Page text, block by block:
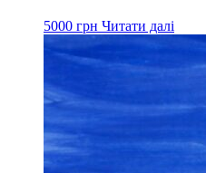
5000 грн Читати далі